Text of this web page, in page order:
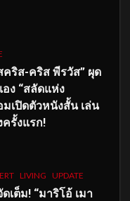
ริส-คริส พีรวัส” ผุด
อง “สลัดแห่ง
เปิดตัวหนังสั้น เล่น
ครั้งแรก!
LIVING UPDATE
เต็ม! “มาริโอ้ เมา